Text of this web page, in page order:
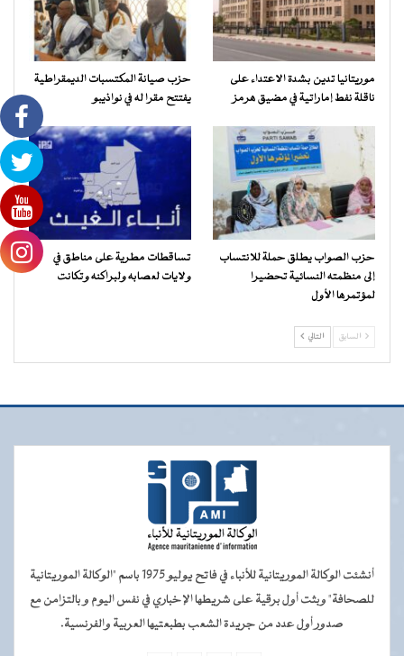
موريتانيا تدين بشدة الاعتداء على
ناقلة نفط إماراتية في مضيق هرمز
حزب صيانة المكتسبات الديمقراطية
يفتتح مقرا له في نواذيبو
حزب الصواب يطلق حملة للانتساب
إلى منظمته النسائية تحضيرا
لمؤتمرها الأول
تساقطات مطرية على مناطق في
ولايات لعصابه ولبراكنه وتكانت
السابق التالي
أنشئت الوكالة الموريتانية للأنباء في فاتح يوليو 1975 باسم "الوكالة الموريتانية
للصحافة" وبثت أول برقية على شريطها الإخباري في نفس اليوم و بالتزامن مع
صدور أول عدد من جريدة الشعب بطبعتيها العربية والفرنسية.